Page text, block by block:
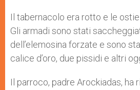
Il tabernacolo era rotto e le
Gli armadi sono stati
dell’elemosina forzate e sono
calice d’oro, due pissidi e altri
Il parroco, padre Arockiadas, ha